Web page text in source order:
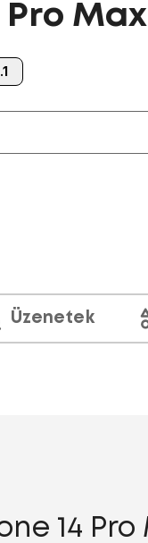
Pro Max
javaslatok a
Üzenetek
14 Pro